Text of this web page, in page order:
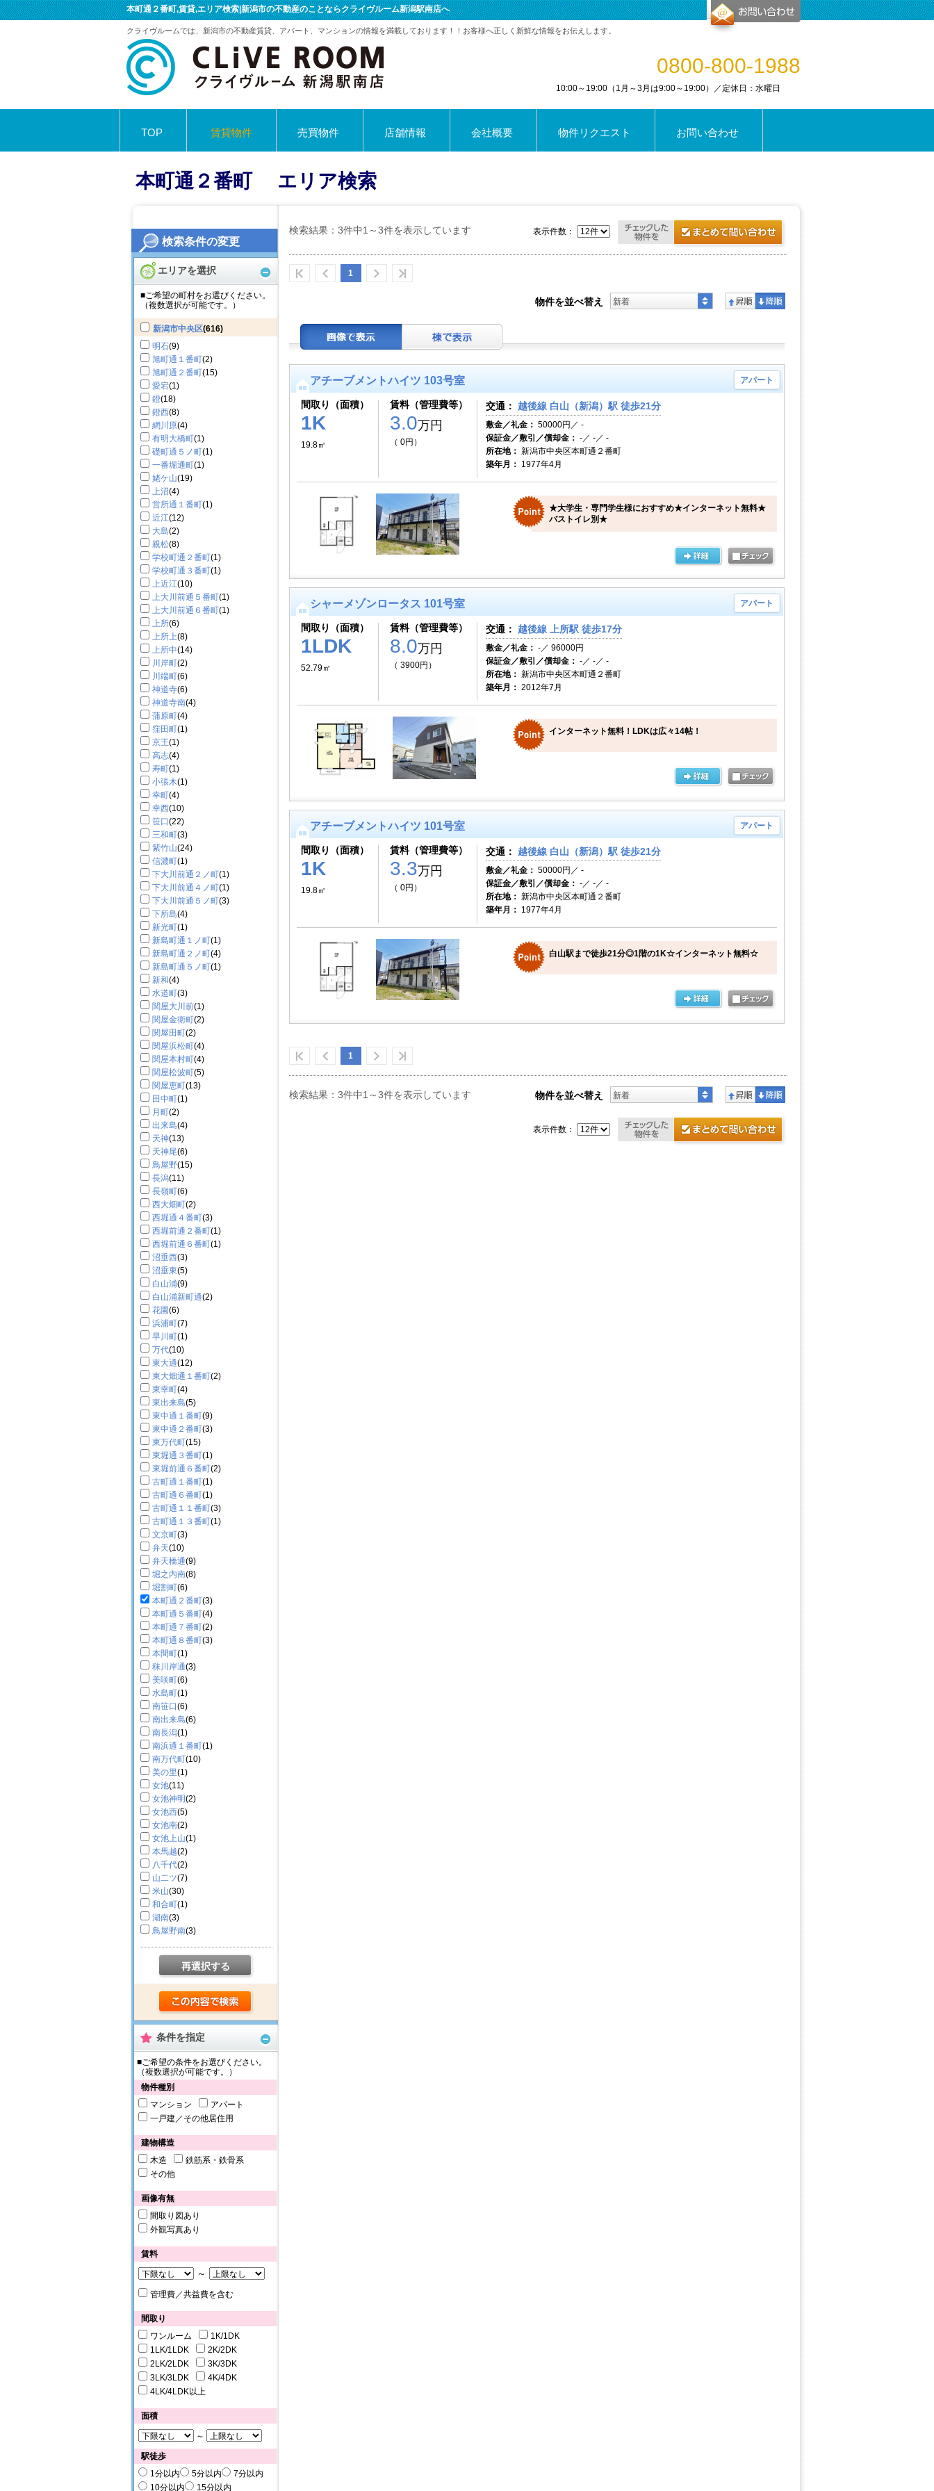
検索条件の変更
エリアを選択
■ご希望の町村をお選びください。
（複数選択が可能です。）
新潟市中央区(616)
明石(9)
旭町通１番町(2)
旭町通２番町(15)
愛宕(1)
鐙(18)
鐙西(8)
網川原(4)
有明大橋町(1)
礎町通５ノ町(1)
一番堀通町(1)
姥ケ山(19)
上沼(4)
営所通１番町(1)
近江(12)
大島(2)
親松(8)
学校町通２番町(1)
学校町通３番町(1)
上近江(10)
上大川前通５番町(1)
上大川前通６番町(1)
上所(6)
上所上(8)
上所中(14)
川岸町(2)
川端町(6)
神道寺(6)
神道寺南(4)
蒲原町(4)
窪田町(1)
京王(1)
高志(4)
寿町(1)
小張木(1)
幸町(4)
幸西(10)
笹口(22)
三和町(3)
紫竹山(24)
信濃町(1)
下大川前通２ノ町(1)
下大川前通４ノ町(1)
下大川前通５ノ町(3)
下所島(4)
新光町(1)
新島町通１ノ町(1)
新島町通２ノ町(4)
新島町通５ノ町(1)
新和(4)
水道町(3)
関屋大川前(1)
関屋金衛町(2)
関屋田町(2)
関屋浜松町(4)
関屋本村町(4)
関屋松波町(5)
関屋恵町(13)
田中町(1)
月町(2)
出来島(4)
天神(13)
天神尾(6)
鳥屋野(15)
長潟(11)
長嶺町(6)
西大畑町(2)
西堀通４番町(3)
西堀前通２番町(1)
西堀前通６番町(1)
沼垂西(3)
沼垂東(5)
白山浦(9)
白山浦新町通(2)
花園(6)
浜浦町(7)
早川町(1)
万代(10)
東大通(12)
東大畑通１番町(2)
東幸町(4)
東出来島(5)
東中通１番町(9)
東中通２番町(3)
東万代町(15)
東堀通３番町(1)
東堀前通６番町(2)
古町通１番町(1)
古町通６番町(1)
古町通１１番町(3)
古町通１３番町(1)
文京町(3)
弁天(10)
弁天橋通(9)
堀之内南(8)
堀割町(6)
本町通２番町(3)
本町通５番町(4)
本町通７番町(2)
本町通８番町(3)
本間町(1)
秣川岸通(3)
美咲町(6)
水島町(1)
南笹口(6)
南出来島(6)
南長潟(1)
南浜通１番町(1)
南万代町(10)
美の里(1)
女池(11)
女池神明(2)
女池西(5)
女池南(2)
女池上山(1)
本馬越(2)
八千代(2)
山二ツ(7)
米山(30)
和合町(1)
湖南(3)
鳥屋野南(3)
再選択する
条件を指定
■ご希望の条件をお選びください。
（複数選択が可能です。）
物件種別
マンション
アパート
一戸建／その他居住用
建物構造
木造
鉄筋系・鉄骨系
その他
画像有無
間取り図あり
外観写真あり
賃料
～
管理費／共益費を含む
間取り
ワンルーム
1K/1DK
1LK/1LDK
2K/2DK
2LK/2LDK
3K/3DK
3LK/3LDK
4K/4DK
4LK/4LDK以上
面積
～
駅徒歩
1分以内
5分以内
7分以内
10分以内
15分以内
本町通２番町,賃貸,エリア検索|新潟市の不動産のことならクライヴルーム新潟駅南店へ
クライヴルームでは、新潟市の不動産賃貸、アパート、マンションの情報を満載しております！！お客様へ正しく新鮮な情報をお伝えします。
0800-800-1988
10:00～19:00（1月～3月は9:00～19:00）／定休日：水曜日
TOP 賃貸物件 売買物件 店舗情報 会社概要 物件リクエスト お問い合わせ
採用情報
本町通２番町 エリア検索
検索結果：3件中1～3件を表示しています
1
表示件数：
物件を並べ替え 新着
アチーブメントハイツ 103号室 アパート
間取り（面積）
1K
19.8㎡
賃料（管理費等）
3.0万円
（ 0円）
交通： 越後線 白山（新潟）駅 徒歩21分
敷金／礼金： 50000円／ -
保証金／敷引／償却金： -／ -／ -
所在地： 新潟市中央区本町通２番町
築年月： 1977年4月
★大学生・専門学生様におすすめ★インターネット無料★
バストイレ別★
シャーメゾンロータス 101号室 アパート
間取り（面積）
1LDK
52.79㎡
賃料（管理費等）
8.0万円
（ 3900円）
交通： 越後線 上所駅 徒歩17分
敷金／礼金： -／ 96000円
保証金／敷引／償却金： -／ -／ -
所在地： 新潟市中央区本町通２番町
築年月： 2012年7月
インターネット無料！LDKは広々14帖！
アチーブメントハイツ 101号室 アパート
間取り（面積）
1K
19.8㎡
賃料（管理費等）
3.3万円
（ 0円）
交通： 越後線 白山（新潟）駅 徒歩21分
敷金／礼金： 50000円／ -
保証金／敷引／償却金： -／ -／ -
所在地： 新潟市中央区本町通２番町
築年月： 1977年4月
白山駅まで徒歩21分◎1階の1K☆インターネット無料☆
物件を並べ替え 新着
1
表示件数：
検索結果：3件中1～3件を表示しています